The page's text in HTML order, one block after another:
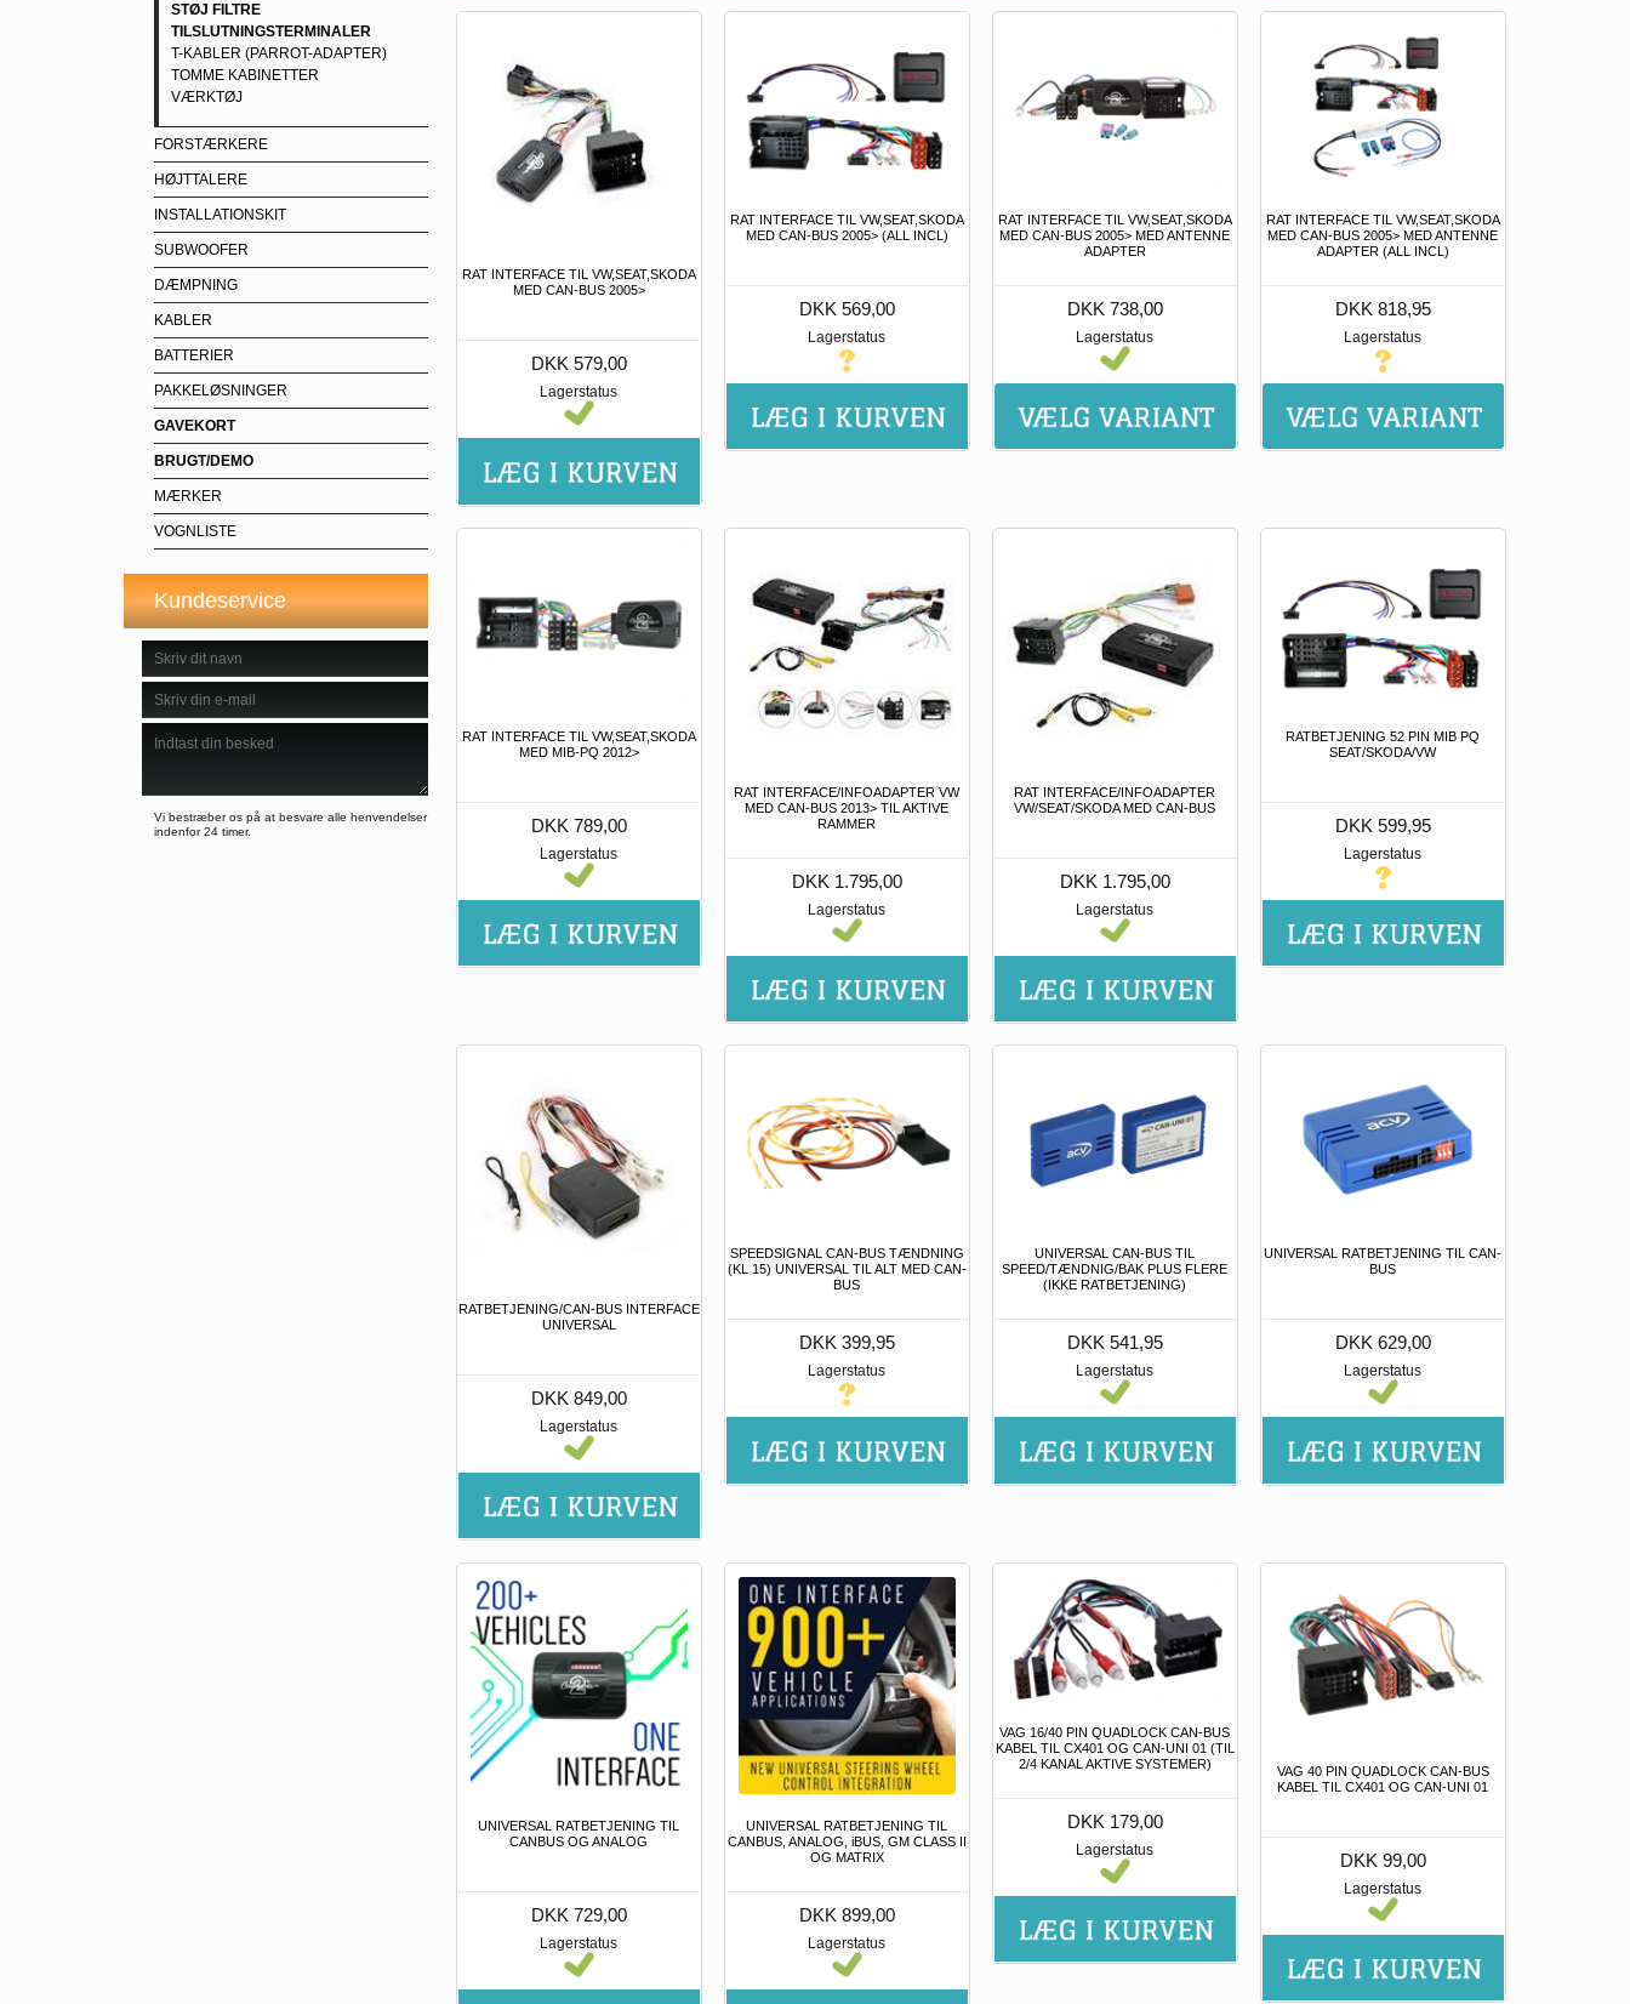
STØJ FILTRE
TILSLUTNINGSTERMINALER
T-KABLER (PARROT-ADAPTER)
TOMME KABINETTER
VÆRKTØJ
FORSTÆRKERE
HØJTTALERE
INSTALLATIONSKIT
SUBWOOFER
DÆMPNING
KABLER
BATTERIER
PAKKELØSNINGER
GAVEKORT
BRUGT/DEMO
MÆRKER
VOGNLISTE
Kundeservice
Vi bestræber os på at besvare alle henvendelser
indenfor 24 timer.
RAT INTERFACE TIL VW,SEAT,SKODA
MED CAN-BUS 2005>
DKK 579,00
Lagerstatus
RAT INTERFACE TIL VW,SEAT,SKODA
MED CAN-BUS 2005> (ALL INCL)
DKK 569,00
Lagerstatus
RAT INTERFACE TIL VW,SEAT,SKODA
MED CAN-BUS 2005> MED ANTENNE
ADAPTER
DKK 738,00
Lagerstatus
RAT INTERFACE TIL VW,SEAT,SKODA
MED CAN-BUS 2005> MED ANTENNE
ADAPTER (ALL INCL)
DKK 818,95
Lagerstatus
RAT INTERFACE TIL VW,SEAT,SKODA
MED MIB-PQ 2012>
DKK 789,00
Lagerstatus
RAT INTERFACE/INFOADAPTER VW
MED CAN-BUS 2013> TIL AKTIVE
RAMMER
DKK 1.795,00
Lagerstatus
RAT INTERFACE/INFOADAPTER
VW/SEAT/SKODA MED CAN-BUS
DKK 1.795,00
Lagerstatus
RATBETJENING 52 PIN MIB PQ
SEAT/SKODA/VW
DKK 599,95
Lagerstatus
RATBETJENING/CAN-BUS INTERFACE
UNIVERSAL
DKK 849,00
Lagerstatus
SPEEDSIGNAL CAN-BUS TÆNDNING
(KL 15) UNIVERSAL TIL ALT MED CAN-
BUS
DKK 399,95
Lagerstatus
UNIVERSAL CAN-BUS TIL
SPEED/TÆNDNIG/BAK PLUS FLERE
(IKKE RATBETJENING)
DKK 541,95
Lagerstatus
UNIVERSAL RATBETJENING TIL CAN-
BUS
DKK 629,00
Lagerstatus
UNIVERSAL RATBETJENING TIL
CANBUS OG ANALOG
DKK 729,00
Lagerstatus
UNIVERSAL RATBETJENING TIL
CANBUS, ANALOG, iBUS, GM CLASS II
OG MATRIX
DKK 899,00
Lagerstatus
VAG 16/40 PIN QUADLOCK CAN-BUS
KABEL TIL CX401 OG CAN-UNI 01 (TIL
2/4 KANAL AKTIVE SYSTEMER)
DKK 179,00
Lagerstatus
VAG 40 PIN QUADLOCK CAN-BUS
KABEL TIL CX401 OG CAN-UNI 01
DKK 99,00
Lagerstatus